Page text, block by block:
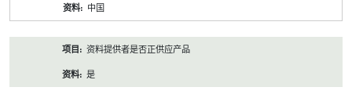
中国
资料提供者是否正供应产品
是